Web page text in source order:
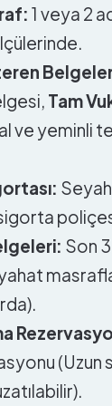
1 veya 2
Tam
ve yeminli
Son
(Uzun